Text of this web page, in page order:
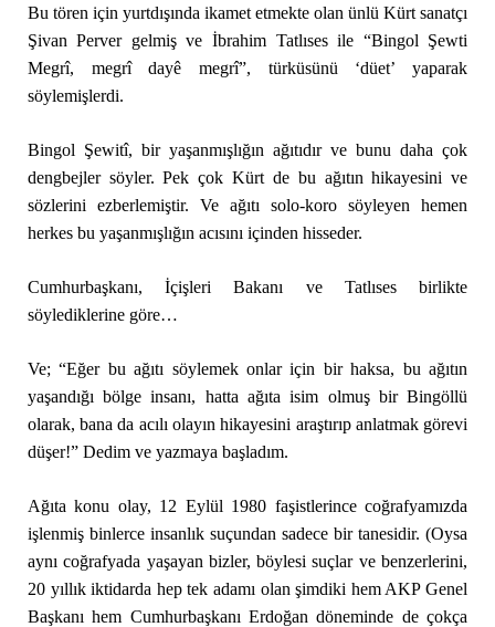
Bu tören için yurtdışında ikamet etmekte olan ünlü Kürt sanatçı
Şivan Perver gelmiş ve İbrahim Tatlıses ile “Bingol Şewti
Megrî, megrî dayê megrî”, türküsünü ‘düet’ yaparak
söylemişlerdi.
Bingol Şewitî, bir yaşanmışlığın ağıtıdır ve bunu daha çok
dengbejler söyler. Pek çok Kürt de bu ağıtın hikayesini ve
sözlerini ezberlemiştir. Ve ağıtı solo-koro söyleyen hemen
herkes bu yaşanmışlığın acısını içinden hisseder.
Cumhurbaşkanı, İçişleri Bakanı ve Tatlıses birlikte
söylediklerine göre…
Ve; “Eğer bu ağıtı söylemek onlar için bir haksa, bu ağıtın
yaşandığı bölge insanı, hatta ağıta isim olmuş bir Bingöllü
olarak, bana da acılı olayın hikayesini araştırıp anlatmak görevi
düşer!” Dedim ve yazmaya başladım.
Ağıta konu olay, 12 Eylül 1980 faşistlerince coğrafyamızda
işlenmiş binlerce insanlık suçundan sadece bir tanesidir. (Oysa
aynı coğrafyada yaşayan bizler, böylesi suçlar ve benzerlerini,
20 yıllık iktidarda hep tek adamı olan şimdiki hem AKP Genel
Başkanı hem Cumhurbaşkanı Erdoğan döneminde de çokça